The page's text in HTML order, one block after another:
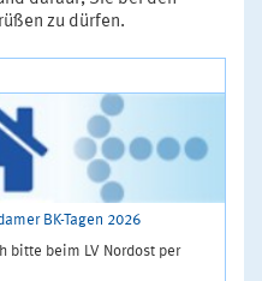
zu dürfen.
BK-Tagen 2026
bitte beim LV Nordost per